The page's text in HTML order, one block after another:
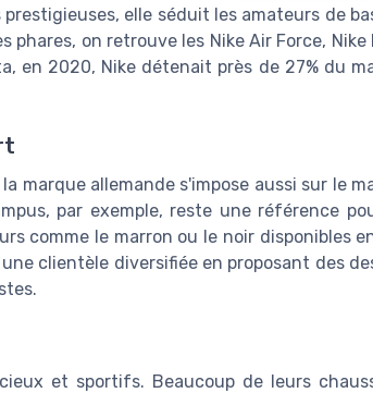
elle séduit les amateurs de
phares, on retrouve les Nike Air Force, Nike
en 2020, Nike détenait près de 27% du
marque allemande s'impose aussi sur le
par exemple, reste une référence
comme le marron ou le noir disponibles
clientèle diversifiée en proposant des
et sportifs. Beaucoup de leurs